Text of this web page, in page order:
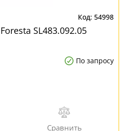
54998
SL483.092.05
По запросу